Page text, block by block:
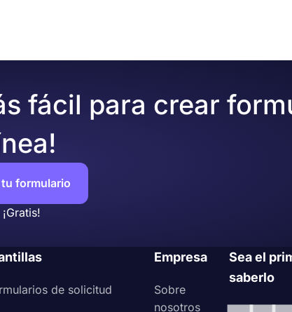
fácil para crear
tu formulario
¡Gratis!
de solicitud
Empresa
Sobre
nosotros
Sea el
saberlo